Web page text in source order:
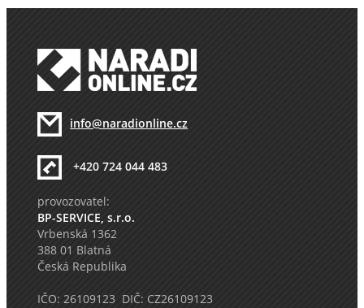
info@naradionline.cz
+420 724 044 483
provozovatel:
BP-SERVICE, s.r.o.
Vrbenská 1362
388 01 Blatná
Česká Republika
IČO: 26109123 DIČ: CZ26109123